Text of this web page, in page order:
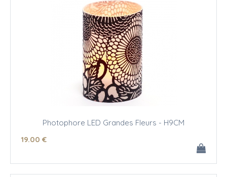
Photophore LED Grandes Fleurs - H9CM
19.00 €